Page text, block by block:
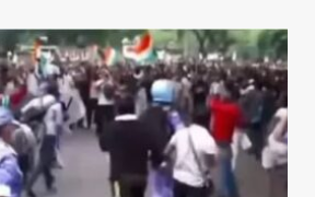
k
e
dI
n
ai
l
ar
e